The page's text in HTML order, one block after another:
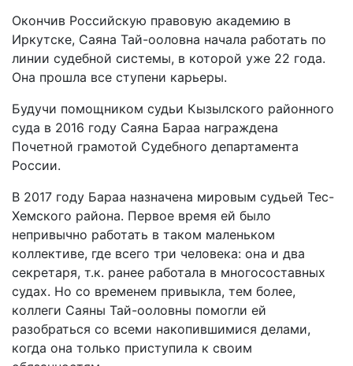
Окончив Российскую правовую академию в
Иркутске, Саяна Тай-ооловна начала работать по
линии судебной системы, в которой уже 22 года.
Она прошла все ступени карьеры.
Будучи помощником судьи Кызылского районного
суда в 2016 году Саяна Бараа награждена
Почетной грамотой Судебного департамента
России.
В 2017 году Бараа назначена мировым судьей Тес-
Хемского района. Первое время ей было
непривычно работать в таком маленьком
коллективе, где всего три человека: она и два
секретаря, т.к. ранее работала в многосоставных
судах. Но со временем привыкла, тем более,
коллеги Саяны Тай-ооловны помогли ей
разобраться со всеми накопившимися делами,
когда она только приступила к своим